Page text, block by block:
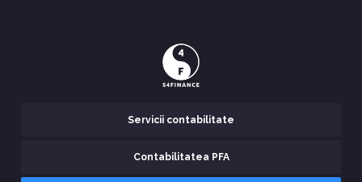
Servicii contabilitate
Contabilitatea PFA